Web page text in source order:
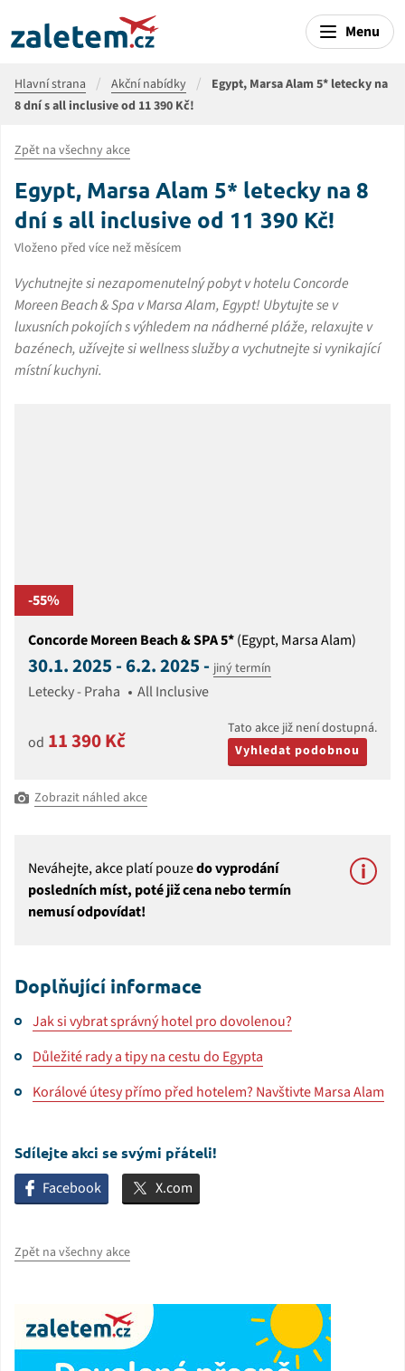
Menu
Hlavní strana Akční nabídky
Egypt, Marsa Alam 5* letecky na
8 dní s all inclusive od 11 390 Kč!
Zpět na všechny akce
Egypt, Marsa Alam 5* letecky na 8
dní s all inclusive od 11 390 Kč!
Vloženo před více než měsícem
Vychutnejte si nezapomenutelný pobyt v hotelu Concorde
Moreen Beach & Spa v Marsa Alam, Egypt! Ubytujte se v
luxusních pokojích s výhledem na nádherné pláže, relaxujte v
bazénech, užívejte si wellness služby a vychutnejte si vynikající
místní kuchyni.
-55%
Concorde Moreen Beach & SPA 5*(Egypt, Marsa Alam)
30.1. 2025 - 6.2. 2025 - jiný termín
Letecky - Praha All Inclusive
od 11 390 Kč
Tato akce již není dostupná.
Vyhledat podobnou
Zobrazit náhled akce
Neváhejte, akce platí pouzedo vyprodání
posledních míst, poté již cena nebo termín
nemusí odpovídat!
Doplňující informace
Jak si vybrat správný hotel pro dovolenou?
Důležité rady a tipy na cestu do Egypta
Korálové útesy přímo před hotelem? Navštivte Marsa Alam
Sdílejte akci se svými přáteli!
Facebook X.com
Zpět na všechny akce